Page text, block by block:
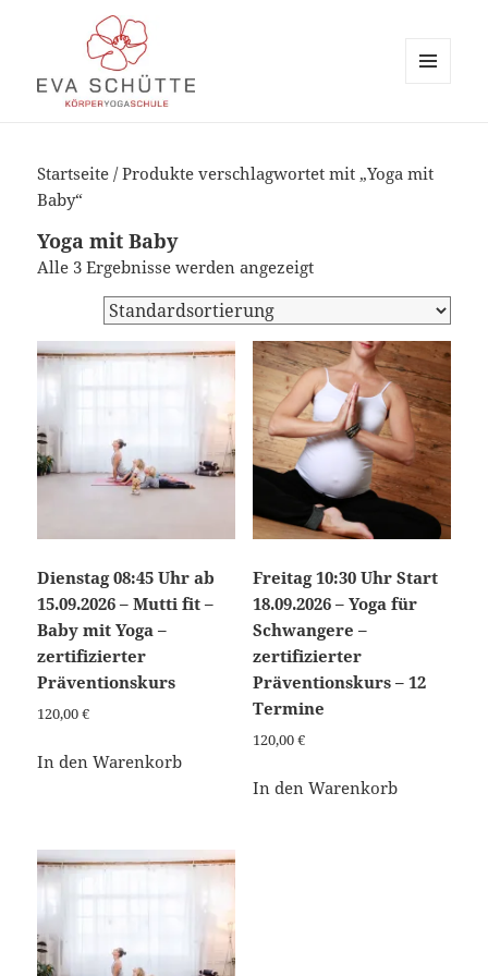
Startseite / Produkte verschlagwortet mit „Yoga mit
Baby“
Yoga mit Baby
Alle 3 Ergebnisse werden angezeigt
Dienstag 08:45 Uhr ab
15.09.2026 – Mutti fit –
Baby mit Yoga –
zertifizierter
Präventionskurs
120,00€
In den Warenkorb
Freitag 10:30 Uhr Start
18.09.2026 – Yoga für
Schwangere –
zertifizierter
Präventionskurs – 12
Termine
120,00€
In den Warenkorb